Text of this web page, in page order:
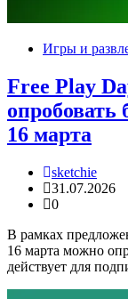
Игры и
Free Play
опробовать
16 марта
sketchie
31.07.2026
0
В рамках
16 марта можно
действует для